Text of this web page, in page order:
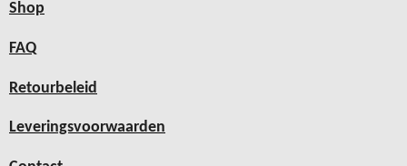
Shop
FAQ
Retourbeleid
Leveringsvoorwaarden